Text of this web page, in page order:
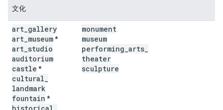
文化
art gallery
art museum*
art studio
auditorium
castle *
cultural
landmark
fountain *
monument
museum
performing arts
theater
sculpture